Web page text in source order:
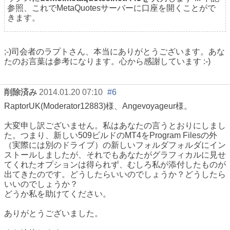
参照、これでMetaQuotesサーバーに口座を開くことがで
きます。
;-)司会者のラプトさん、本当にありがとうございます。あな
たのお言葉は参考になります。心から感謝しています :-)
削除済み 2014.01.20 07:10 #6
RaptorUK(Moderator12883)様、Angevoyageur様。
大変申し訳ございません。私はあなたの言うとおりにしまし
た。つまり、新しい509ビルドのMT4をProgram Filesの外
（実際には別のドライブ）の新しいフォルダフォルダにイン
ストールしましたが、それでもあなたがグラフィカルに見せ
てくれたオプションは得られず、むしろ私が添付したものが
出てきたのです。どうしたらいいのでしょうか？どうしたら
いいのでしょうか？
どうか私を助けてください。
ありがとうございました。